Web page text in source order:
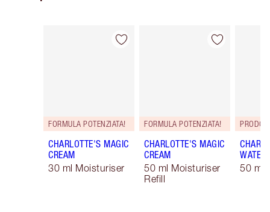
Articolo 1 di 35
FORMULA POTENZIATA!
CHARLOTTE'S MAGIC
CREAM
30 ml Moisturiser
Articolo 2 di 35
FORMULA POTENZIATA!
CHARLOTTE'S MAGIC
CREAM
50 ml Moisturiser
Refill
WATER
50 ml